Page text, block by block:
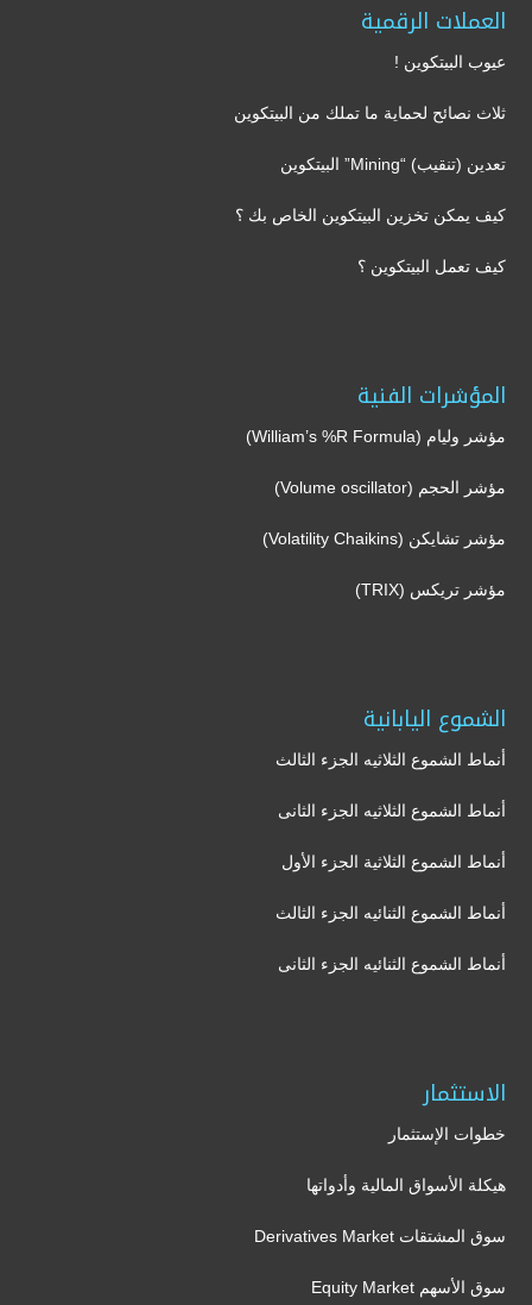
العملات الرقمية
عيوب البيتكوين !
ثلاث نصائح لحماية ما تملك من البيتكوين
تعدين (تنقيب) “Mining” البيتكوين
كيف يمكن تخزين البيتكوين الخاص بك ؟
كيف تعمل البيتكوين ؟
المؤشرات الفنية
مؤشر وليام (William’s %R Formula)
مؤشر الحجم (Volume oscillator)
مؤشر تشايكن (Volatility Chaikins)
مؤشر تريكس (TRIX)
الشموع اليابانية
أنماط الشموع الثلاثيه الجزء الثالث
أنماط الشموع الثلاثيه الجزء الثانى
أنماط الشموع الثلاثية الجزء الأول
أنماط الشموع الثنائيه الجزء الثالث
أنماط الشموع الثنائيه الجزء الثانى
الاستثمار
خطوات الإستثمار
هيكلة الأسواق المالية وأدواتها
سوق المشتقات Derivatives Market
سوق الأسهم Equity Market